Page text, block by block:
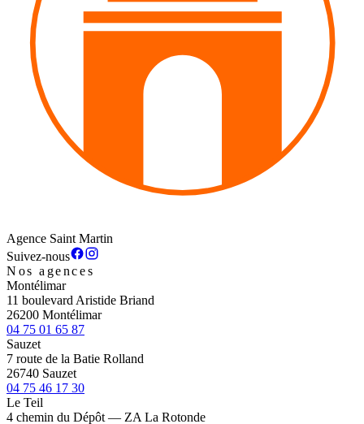
Agence Saint Martin
Suivez-nous
Nos agences
Montélimar
11 boulevard Aristide Briand
26200 Montélimar
04 75 01 65 87
Sauzet
7 route de la Batie Rolland
26740 Sauzet
04 75 46 17 30
Le Teil
4 chemin du Dépôt — ZA La Rotonde